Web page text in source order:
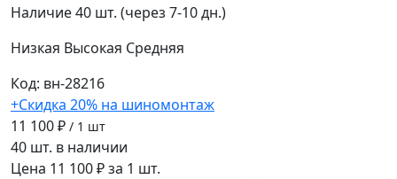
Наличие40 шт. (через 7-10 дн.)
Низкая Высокая Средняя
Код: вн-28216
+Скидка 20% на шиномонтаж
11 100 ₽ / 1 шт
40 шт. в наличии
Цена 11 100 ₽ за 1 шт.